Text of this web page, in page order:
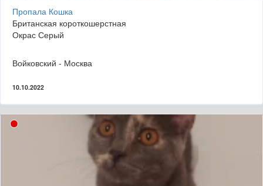
Пропала Кошка
Британская короткошерстная
Окрас Серый
Войковский - Москва
10.10.2022